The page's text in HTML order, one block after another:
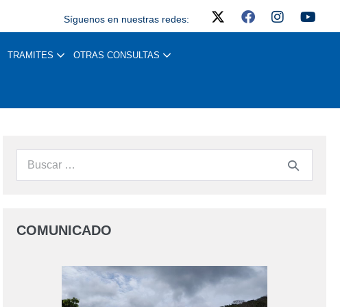
Síguenos en nuestras redes:
TRAMITES OTRAS CONSULTAS
COMUNICADO